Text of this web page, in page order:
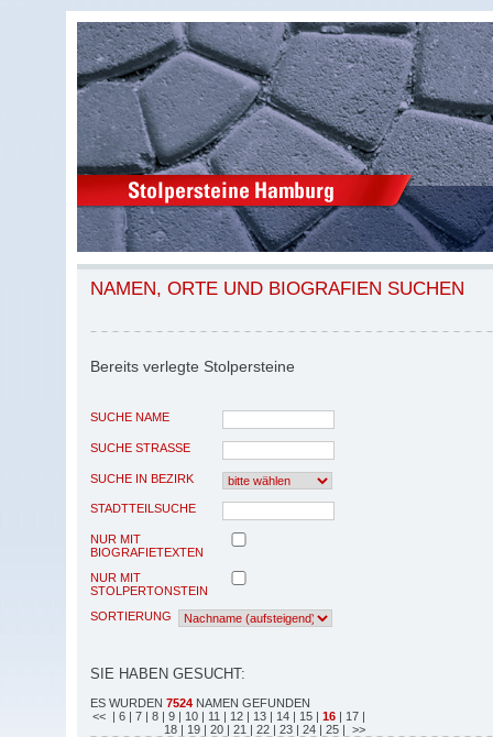
NAMEN, ORTE UND BIOGRAFIEN SUCHEN
Bereits verlegte Stolpersteine
SUCHE NAME
SUCHE STRASSE
SUCHE IN BEZIRK
STADTTEILSUCHE
NUR MIT
BIOGRAFIETEXTEN
NUR MIT
STOLPERTONSTEIN
SORTIERUNG
SIE HABEN GESUCHT:
ES WURDEN 7524 NAMEN GEFUNDEN
<< | 6 | 7 | 8 | 9 | 10 | 11 | 12 | 13 | 14 | 15 | 16 | 17 |
18 | 19 | 20 | 21 | 22 | 23 | 24 | 25 | >>